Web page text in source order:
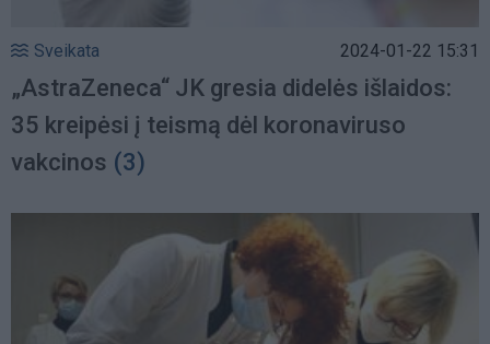
Sveikata 2024-01-22 15:31
„AstraZeneca“ JK gresia didelės išlaidos:
35 kreipėsi į teismą dėl koronaviruso
vakcinos (3)